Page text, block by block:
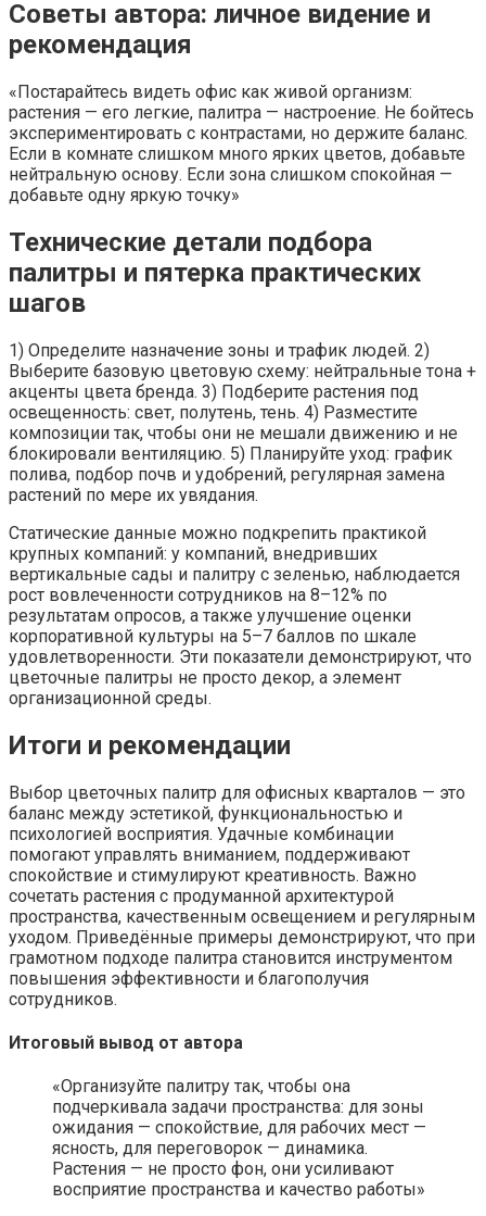
Советы автора: личное видение и
рекомендация
«Постарайтесь видеть офис как живой организм:
растения — его легкие, палитра — настроение. Не бойтесь
экспериментировать с контрастами, но держите баланс.
Если в комнате слишком много ярких цветов, добавьте
нейтральную основу. Если зона слишком спокойная —
добавьте одну яркую точку»
Технические детали подбора
палитры и пятерка практических
шагов
1) Определите назначение зоны и трафик людей. 2)
Выберите базовую цветовую схему: нейтральные тона +
акценты цвета бренда. 3) Подберите растения под
освещенность: свет, полутень, тень. 4) Разместите
композиции так, чтобы они не мешали движению и не
блокировали вентиляцию. 5) Планируйте уход: график
полива, подбор почв и удобрений, регулярная замена
растений по мере их увядания.
Статические данные можно подкрепить практикой
крупных компаний: у компаний, внедривших
вертикальные сады и палитру с зеленью, наблюдается
рост вовлеченности сотрудников на 8–12% по
результатам опросов, а также улучшение оценки
корпоративной культуры на 5–7 баллов по шкале
удовлетворенности. Эти показатели демонстрируют, что
цветочные палитры не просто декор, а элемент
организационной среды.
Итоги и рекомендации
Выбор цветочных палитр для офисных кварталов — это
баланс между эстетикой, функциональностью и
психологией восприятия. Удачные комбинации
помогают управлять вниманием, поддерживают
спокойствие и стимулируют креативность. Важно
сочетать растения с продуманной архитектурой
пространства, качественным освещением и регулярным
уходом. Приведённые примеры демонстрируют, что при
грамотном подходе палитра становится инструментом
повышения эффективности и благополучия
сотрудников.
Итоговый вывод от автора
«Организуйте палитру так, чтобы она
подчеркивала задачи пространства: для зоны
ожидания — спокойствие, для рабочих мест —
ясность, для переговорок — динамика.
Растения — не просто фон, они усиливают
восприятие пространства и качество работы»